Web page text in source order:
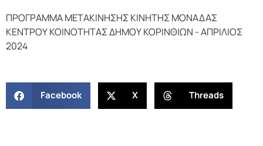
ΠΡΟΓΡΑΜΜΑ ΜΕΤΑΚΙΝΗΣΗΣ ΚΙΝΗΤΗΣ ΜΟΝΑΔΑΣ
ΚΕΝΤΡΟΥ ΚΟΙΝΟΤΗΤΑΣ ΔΗΜΟΥ ΚΟΡΙΝΘΙΩΝ - ΑΠΡΙΛΙΟΣ
2024
Facebook X Threads